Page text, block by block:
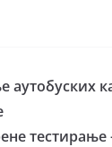
аутобуских